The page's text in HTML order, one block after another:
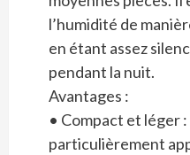
l’humidité de
en étant assez
pendant la nuit.
Avantages :
• Compact et léger
particulièrement